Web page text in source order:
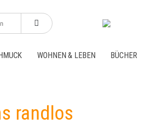
WOHNEN & LEBEN BÜCHER
randlos